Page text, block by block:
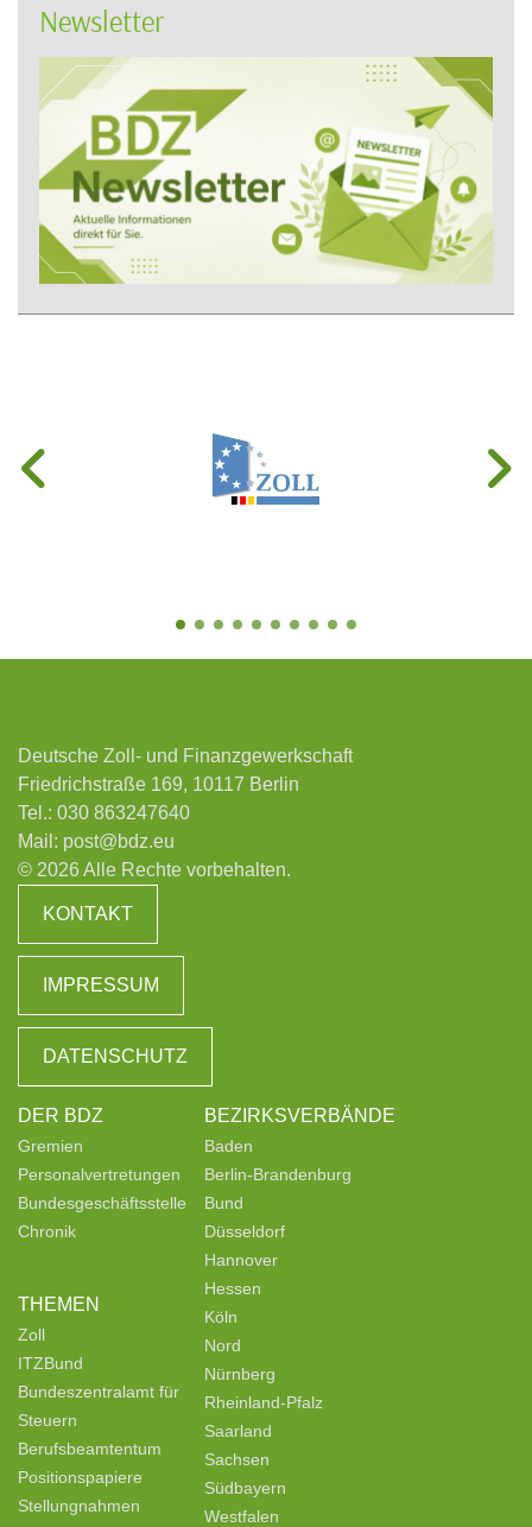
Newsletter
Deutsche Zoll- und Finanzgewerkschaft
Friedrichstraße 169, 10117 Berlin
Tel.: 030 863247640
Mail: post@bdz.eu
© 2026 Alle Rechte vorbehalten.
KONTAKT
IMPRESSUM
DATENSCHUTZ
DER BDZ
Gremien
Personalvertretungen
Bundesgeschäftsstelle
Chronik
THEMEN
Zoll
ITZBund
Bundeszentralamt für
Steuern
Berufsbeamtentum
Positionspapiere
Stellungnahmen
BEZIRKSVERBÄNDE
Baden
Berlin-Brandenburg
Bund
Düsseldorf
Hannover
Hessen
Köln
Nord
Nürnberg
Rheinland-Pfalz
Saarland
Sachsen
Südbayern
Westfalen